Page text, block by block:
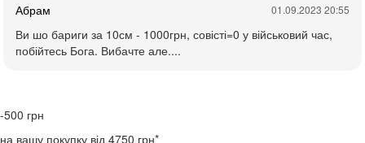
Абрам 01.09.2023 20:55
Ви шо бариги за 10см - 1000грн, совісті=0 у військовий час,
побійтесь Бога. Вибачте але....
-500 грн
на вашу покупку від 4750 грн*